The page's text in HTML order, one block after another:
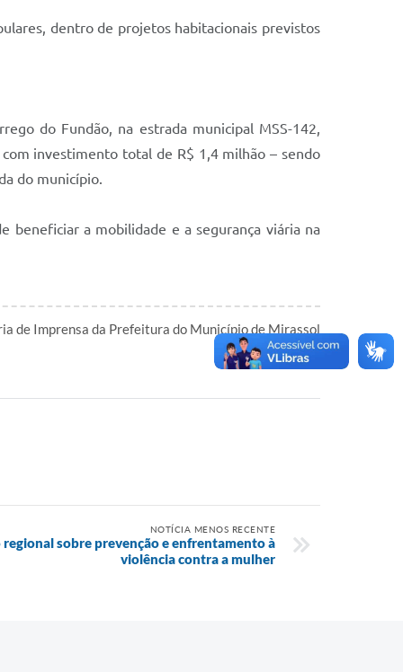
dentro de projetos habitacionais previstos
do Fundão, na estrada municipal MSS-142,
investimento total de R$ 1,4 milhão – sendo
do município.
a mobilidade e a segurança viária na
de Imprensa da Prefeitura do Município de Mirassol
NOTÍCIA MENOS RECENTE
sobre prevenção e enfrentamento à
violência contra a mulher